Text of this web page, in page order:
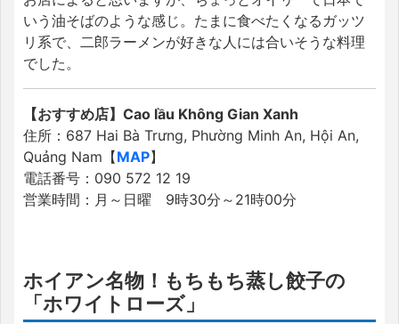
いう油そばのような感じ。たまに食べたくなるガッツ
リ系で、二郎ラーメンが好きな人には合いそうな料理
でした。
【おすすめ店】Cao lầu Không Gian Xanh
住所：687 Hai Bà Trưng, Phường Minh An, Hội An,
Quảng Nam【MAP】
電話番号：090 572 12 19
営業時間：月～日曜 9時30分～21時00分
ホイアン名物！もちもち蒸し餃子の
「ホワイトローズ」